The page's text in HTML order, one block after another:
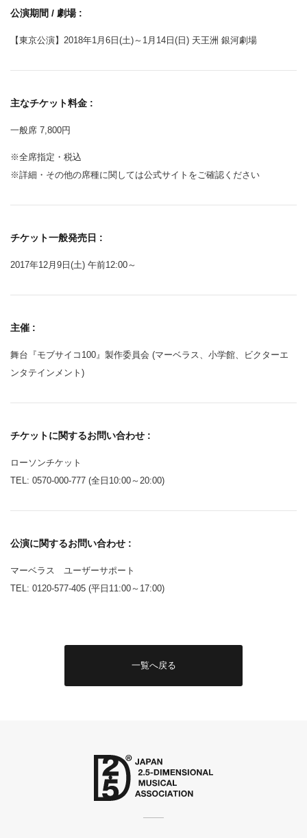
公演期間 / 劇場 :
【東京公演】2018年1月6日(土)～1月14日(日) 天王洲 銀河劇場
主なチケット料金 :
一般席 7,800円
※全席指定・税込
※詳細・その他の席種に関しては公式サイトをご確認ください
チケット一般発売日 :
2017年12月9日(土) 午前12:00～
主催 :
舞台『モブサイコ100』製作委員会 (マーベラス、小学館、ビクターエ
ンタテインメント)
チケットに関するお問い合わせ :
ローソンチケット
TEL: 0570-000-777 (全日10:00～20:00)
公演に関するお問い合わせ :
マーベラス ユーザーサポート
TEL: 0120-577-405 (平日11:00～17:00)
一覧へ戻る